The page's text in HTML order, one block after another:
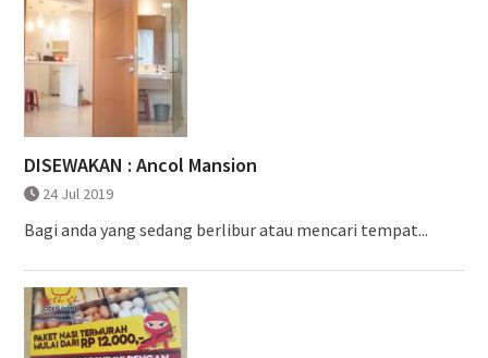
DISEWAKAN : Ancol Mansion
24 Jul 2019
Bagi anda yang sedang berlibur atau mencari tempat...